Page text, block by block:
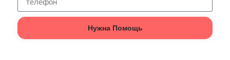
Нужна Помощь